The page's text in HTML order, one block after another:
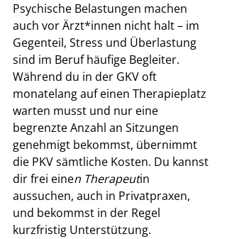
Psychische Belastungen machen
auch vor Ärzt*innen nicht halt – im
Gegenteil, Stress und Überlastung
sind im Beruf häufige Begleiter.
Während du in der GKV oft
monatelang auf einen Therapieplatz
warten musst und nur eine
begrenzte Anzahl an Sitzungen
genehmigt bekommst, übernimmt
die PKV sämtliche Kosten. Du kannst
dir frei einen Therapeutin
aussuchen, auch in Privatpraxen,
und bekommst in der Regel
kurzfristig Unterstützung.